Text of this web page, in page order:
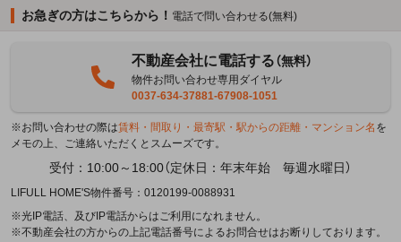
お急ぎの方はこちらから！ 電話で問い合わせる(無料)
不動産会社に電話する（無料）
物件お問い合わせ専用ダイヤル
0037-634-37881-67908-1051
※お問い合わせの際は賃料・間取り・最寄駅・駅からの距離・マンション名 を
メモの上、ご連絡いただくとスムーズです。
受付：10:00～18:00（定休日：年末年始 毎週水曜日）
LIFULL HOME'S物件番号：0120199-0088931
※光IP電話、及びIP電話からはご利用になれません。
※不動産会社の方からの上記電話番号によるお問合せはお断りしております。